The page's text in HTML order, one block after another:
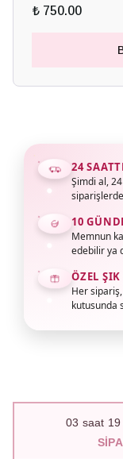
₺ 750.00
24
Şimdi al,
10
Memnun
edebilir ya
ÖZEL
Her
kutusunda
03 saat 19